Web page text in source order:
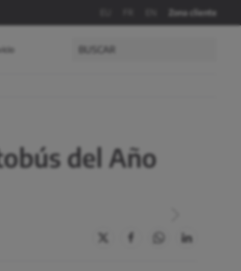
Zona cliente
del Año